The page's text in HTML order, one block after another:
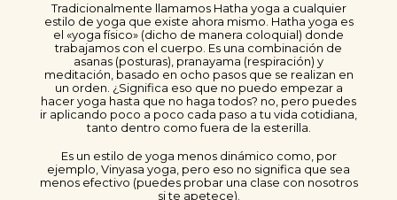
Tradicionalmente llamamos Hatha yoga a cualquier
estilo de yoga que existe ahora mismo. Hatha yoga es
el «yoga físico» (dicho de manera coloquial) donde
trabajamos con el cuerpo. Es una combinación de
asanas (posturas), pranayama (respiración) y
meditación, basado en ocho pasos que se realizan en
un orden. ¿Significa eso que no puedo empezar a
hacer yoga hasta que no haga todos? no, pero puedes
ir aplicando poco a poco cada paso a tu vida cotidiana,
tanto dentro como fuera de la esterilla.
Es un estilo de yoga menos dinámico como, por
ejemplo, Vinyasa yoga, pero eso no significa que sea
menos efectivo (puedes probar una clase con nosotros
si te apetece).